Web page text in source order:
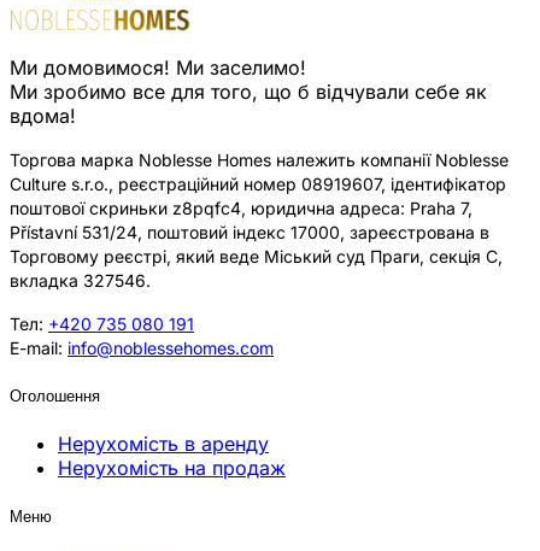
Ми домовимося! Ми заселимо!
Ми зробимо все для того, що б відчували себе як
вдома!
Торгова марка Noblesse Homes належить компанії Noblesse
Culture s.r.o., реєстраційний номер 08919607, ідентифікатор
поштової скриньки z8pqfc4, юридична адреса: Praha 7,
Přístavní 531/24, поштовий індекс 17000, зареєстрована в
Торговому реєстрі, який веде Міський суд Праги, секція C,
вкладка 327546.
Тел: +420 735 080 191
E-mail: info@noblessehomes.com
Оголошення
Нерухомість в аренду
Нерухомість на продаж
Меню